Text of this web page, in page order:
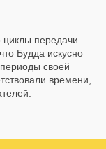
циклы передачи
Будда искусно
своей
времени,